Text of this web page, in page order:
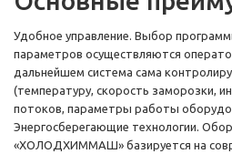
Удобное управление. Выбор
параметров осуществляются
дальнейшем система сама
(температуру, скорость заморозки,
потоков, параметры работы
Энергосберегающие технологии.
«ХОЛОДХИММАШ» базируется на